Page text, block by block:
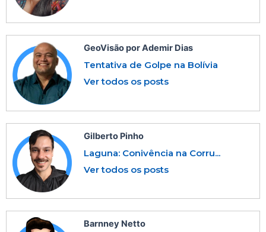
GeoVisão por Ademir Dias
Tentativa de Golpe na Bolívia
Ver todos os posts
Gilberto Pinho
Laguna: Conivência na Corru...
Ver todos os posts
Barnney Netto